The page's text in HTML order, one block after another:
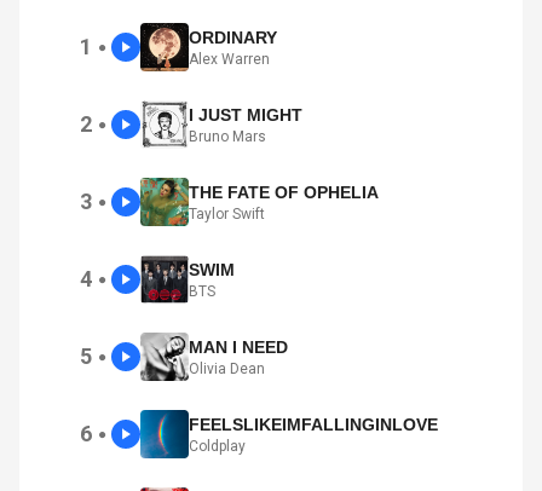
1 ● ORDINARY
Alex Warren
2 ● I JUST MIGHT
Bruno Mars
3 ● THE FATE OF OPHELIA
Taylor Swift
4 ● SWIM
BTS
5 ● MAN I NEED
Olivia Dean
6 ● FEELSLIKEIMFALLINGINLOVE
Coldplay